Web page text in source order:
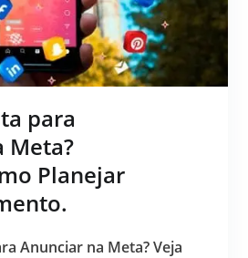
para
Meta?
Planejar
Anunciar na Meta? Veja